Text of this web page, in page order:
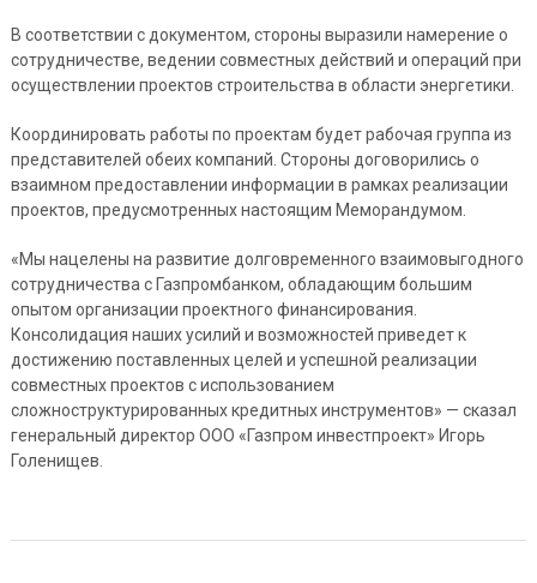
В соответствии с документом, стороны выразили намерение о
сотрудничестве, ведении совместных действий и операций при
осуществлении проектов строительства в области энергетики.
Координировать работы по проектам будет рабочая группа из
представителей обеих компаний. Стороны договорились о
взаимном предоставлении информации в рамках реализации
проектов, предусмотренных настоящим Меморандумом.
«Мы нацелены на развитие долговременного взаимовыгодного
сотрудничества с Газпромбанком, обладающим большим
опытом организации проектного финансирования.
Консолидация наших усилий и возможностей приведет к
достижению поставленных целей и успешной реализации
совместных проектов с использованием
сложноструктурированных кредитных инструментов» — сказал
генеральный директор ООО «Газпром инвестпроект» Игорь
Голенищев.